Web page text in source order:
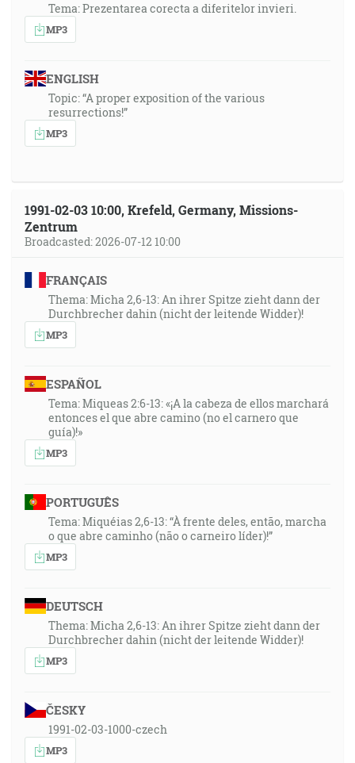
Tema: Prezentarea corecta a diferitelor invieri.
MP3
ENGLISH
Topic: “A proper exposition of the various
resurrections!”
MP3
1991-02-03 10:00, Krefeld, Germany, Missions-
Zentrum
Broadcasted: 2026-07-12 10:00
FRANÇAIS
Thema: Micha 2,6-13: An ihrer Spitze zieht dann der
Durchbrecher dahin (nicht der leitende Widder)!
MP3
ESPAÑOL
Tema: Miqueas 2:6-13: «¡A la cabeza de ellos marchará
entonces el que abre camino (no el carnero que
guía)!»
MP3
PORTUGUÊS
Tema: Miquéias 2,6-13: “À frente deles, então, marcha
o que abre caminho (não o carneiro líder)!”
MP3
DEUTSCH
Thema: Micha 2,6-13: An ihrer Spitze zieht dann der
Durchbrecher dahin (nicht der leitende Widder)!
MP3
ČESKY
1991-02-03-1000-czech
MP3